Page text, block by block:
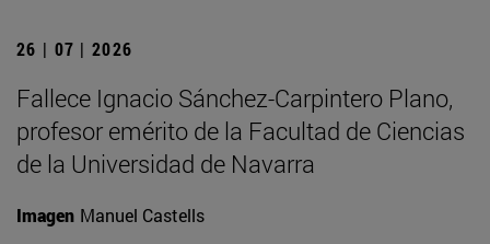
26 | 07 | 2026
Fallece Ignacio Sánchez-Carpintero Plano,
profesor emérito de la Facultad de Ciencias
de la Universidad de Navarra
Imagen Manuel Castells